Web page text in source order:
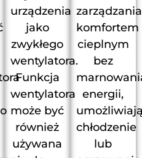
urządzenia
jako
zwykłego
wentylatora.
Funkcja
wentylatora
może być
również
używana
zarządzania
komfortem
cieplnym
bez
energii,
chłodzenie
lub